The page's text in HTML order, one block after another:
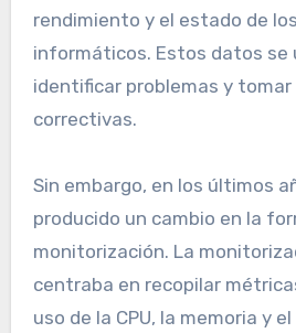
rendimiento y el estado de
informáticos. Estos datos se
identificar problemas y tomar
correctivas.
Sin embargo, en los últimos
producido un cambio en la
monitorización. La
centraba en recopilar
uso de la CPU, la memoria y